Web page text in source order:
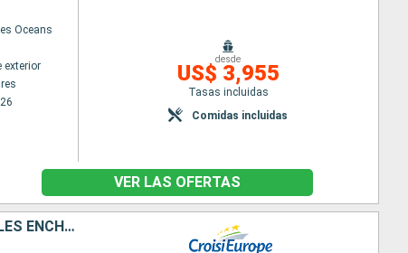
Oceans
exterior
desde
US$ 3,955
Tasas incluidas
Comidas incluidas
VER LAS OFERTAS
HÉRITAGES MÉDITERRANÉENS : DES BALÉARES À L'ANDALOUSIE - ENTRE ÎLES ENCHANTERESSES ET JOYAUX MAURESQUES